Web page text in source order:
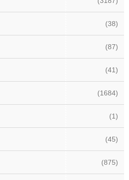
(38)
(87)
(41)
(1684)
(1)
(45)
(875)